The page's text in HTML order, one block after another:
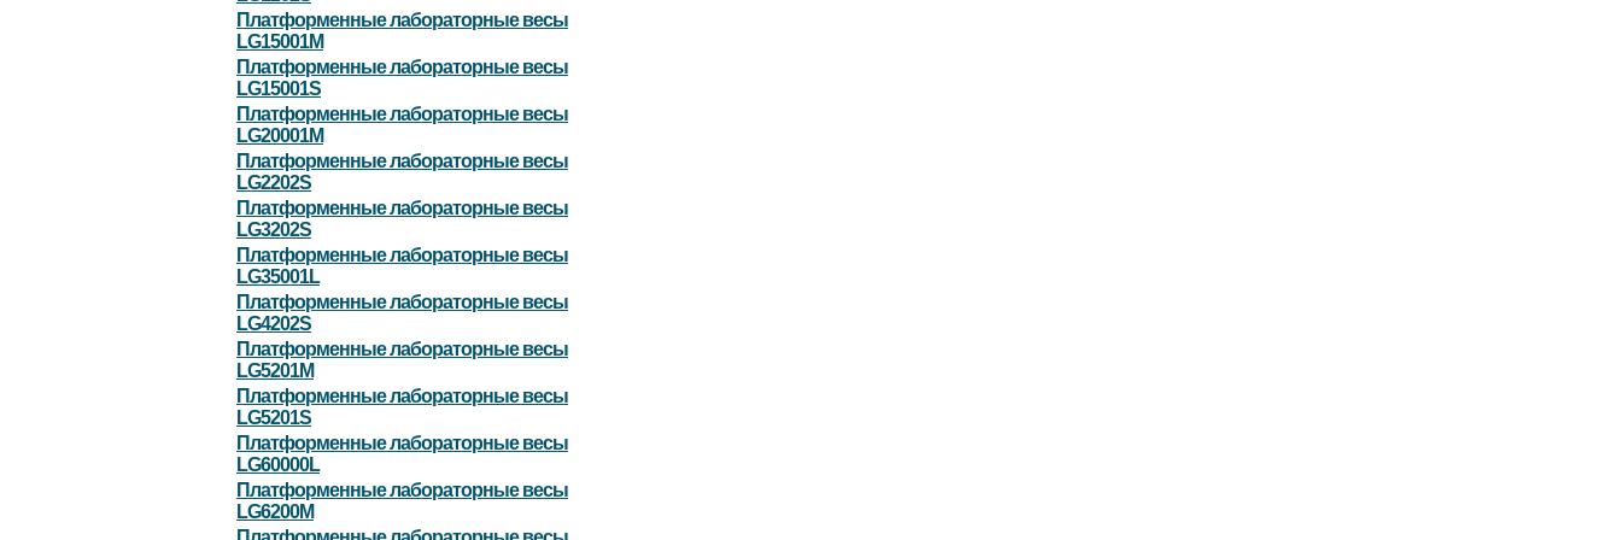
Платформенные лабораторные весы
LG15001M
Платформенные лабораторные весы
LG15001S
Платформенные лабораторные весы
LG20001M
Платформенные лабораторные весы
LG2202S
Платформенные лабораторные весы
LG3202S
Платформенные лабораторные весы
LG35001L
Платформенные лабораторные весы
LG4202S
Платформенные лабораторные весы
LG5201M
Платформенные лабораторные весы
LG5201S
Платформенные лабораторные весы
LG60000L
Платформенные лабораторные весы
LG6200M